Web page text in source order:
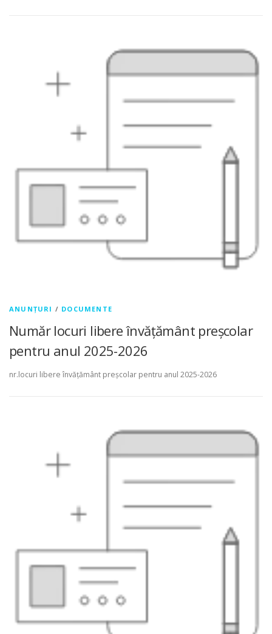
ANUNȚURI / DOCUMENTE
Număr locuri libere învățământ preșcolar
pentru anul 2025-2026
nr.locuri libere învățământ preșcolar pentru anul 2025-2026